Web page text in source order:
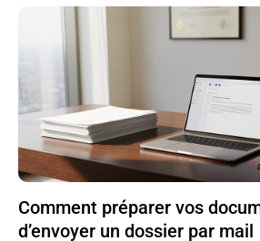
Comment préparer vos
d’envoyer un dossier par mail